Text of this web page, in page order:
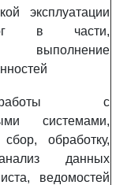
эксплуатации
в части,
выполнение
с
системами,
обработку,
данных
ведомостей